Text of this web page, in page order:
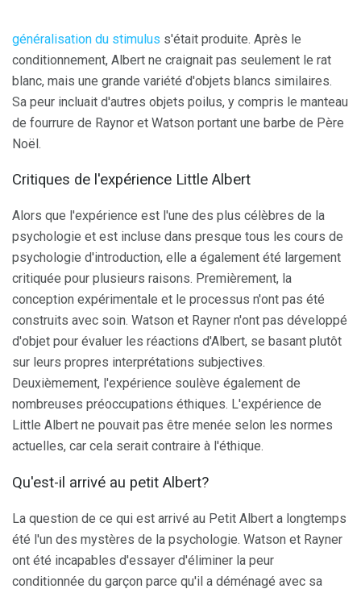
généralisation du stimulus s'était produite. Après le
conditionnement, Albert ne craignait pas seulement le rat
blanc, mais une grande variété d'objets blancs similaires.
Sa peur incluait d'autres objets poilus, y compris le manteau
de fourrure de Raynor et Watson portant une barbe de Père
Noël.
Critiques de l'expérience Little Albert
Alors que l'expérience est l'une des plus célèbres de la
psychologie et est incluse dans presque tous les cours de
psychologie d'introduction, elle a également été largement
critiquée pour plusieurs raisons. Premièrement, la
conception expérimentale et le processus n'ont pas été
construits avec soin. Watson et Rayner n'ont pas développé
d'objet pour évaluer les réactions d'Albert, se basant plutôt
sur leurs propres interprétations subjectives.
Deuxièmement, l'expérience soulève également de
nombreuses préoccupations éthiques. L'expérience de
Little Albert ne pouvait pas être menée selon les normes
actuelles, car cela serait contraire à l'éthique.
Qu'est-il arrivé au petit Albert?
La question de ce qui est arrivé au Petit Albert a longtemps
été l'un des mystères de la psychologie. Watson et Rayner
ont été incapables d'essayer d'éliminer la peur
conditionnée du garçon parce qu'il a déménagé avec sa